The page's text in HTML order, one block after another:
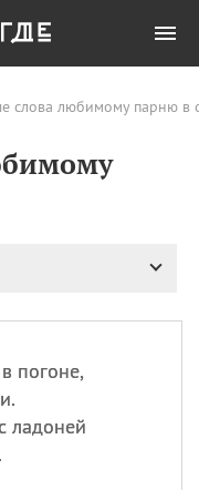
слова любимому парню в
погоне,
ладоней
Все
памяти
и
Чудотворца
полета на
Святой Клары —